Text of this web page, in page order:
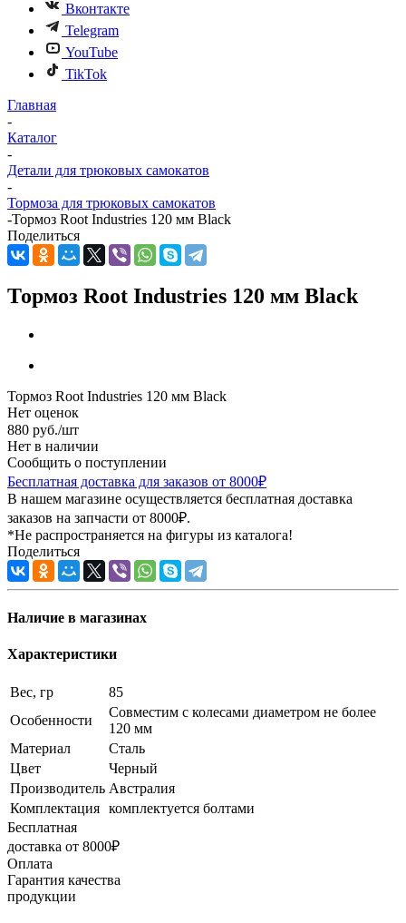
Вконтакте
Telegram
YouTube
TikTok
Главная
-
Каталог
-
Детали для трюковых самокатов
-
Тормоза для трюковых самокатов
-Тормоз Root Industries 120 мм Black
Поделиться
Тормоз Root Industries 120 мм Black
Тормоз Root Industries 120 мм Black
Нет оценок
880 руб./шт
Нет в наличии
Сообщить о поступлении
Бесплатная доставка для заказов от 8000₽
В нашем магазине осуществляется бесплатная доставка
заказов на запчасти от 8000₽.
*Не распространяется на фигуры из каталога!
Поделиться
Наличие в магазинах
Характеристики
Вес, гр
85
Особенности
Совместим с колесами диаметром не более
120 мм
Материал
Сталь
Цвет
Черный
Производитель Австралия
Комплектация комплектуется болтами
Бесплатная
доставка от 8000₽
Оплата
Гарантия качества
продукции